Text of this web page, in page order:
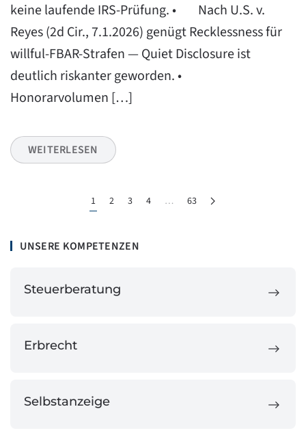
keine laufende IRS-Prüfung. • Nach U.S. v.
Reyes (2d Cir., 7.1.2026) genügt Recklessness für
willful-FBAR-Strafen — Quiet Disclosure ist
deutlich riskanter geworden. •
Honorarvolumen […]
WEITERLESEN
1 2 3 4 … 63
UNSERE KOMPETENZEN
Steuerberatung
Erbrecht
Selbstanzeige